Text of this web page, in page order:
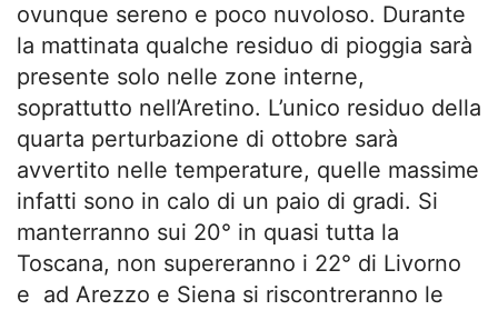
ovunque sereno e poco nuvoloso. Durante
la mattinata qualche residuo di pioggia sarà
presente solo nelle zone interne,
soprattutto nell’Aretino. L’unico residuo della
quarta perturbazione di ottobre sarà
avvertito nelle temperature, quelle massime
infatti sono in calo di un paio di gradi. Si
manterranno sui 20° in quasi tutta la
Toscana, non supereranno i 22° di Livorno
e ad Arezzo e Siena si riscontreranno le